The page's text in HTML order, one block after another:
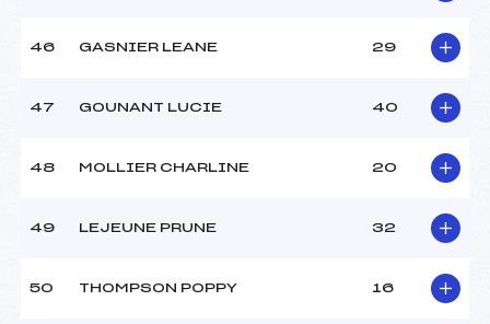
46 GASNIER LEANE 29
47 GOUNANT LUCIE 40
48 MOLLIER CHARLINE 20
49 LEJEUNE PRUNE 32
50 THOMPSON POPPY 16